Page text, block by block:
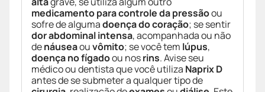
medicamento para controle da pressãoou
sofre de algumadoença do coração; se sentir
dor abdominal intensa, acompanhada ou não
denáuseaouvômito; se você tem lúpus,
doença no fígadoou nosrins. Avise seu
médico ou dentista que você utiliza Naprix D
antes de se submeter a qualquer tipo de